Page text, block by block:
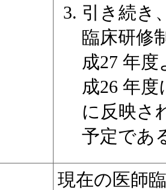
引き続き
臨床研修
成27 年
成26 年
に反映さ
予定であ
現在の医師